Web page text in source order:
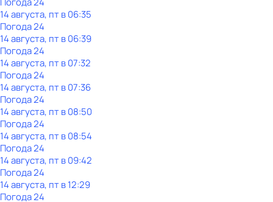
14 августа, пт в 06:35
Погода 24
14 августа, пт в 06:39
Погода 24
14 августа, пт в 07:32
Погода 24
14 августа, пт в 07:36
Погода 24
14 августа, пт в 08:50
Погода 24
14 августа, пт в 08:54
Погода 24
14 августа, пт в 09:42
Погода 24
14 августа, пт в 12:29
Погода 24